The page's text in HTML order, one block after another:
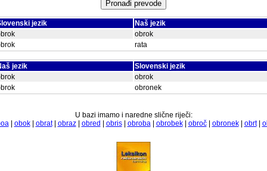
jezik
Naš jezik
obrok
rata
jezik
Slovenski jezik
obrok
obronek
U bazi imamo i naredne slične riječi:
| obok| obrat| obraz| obred obris| obroba| obrobek| obroč| obronek| obrt|